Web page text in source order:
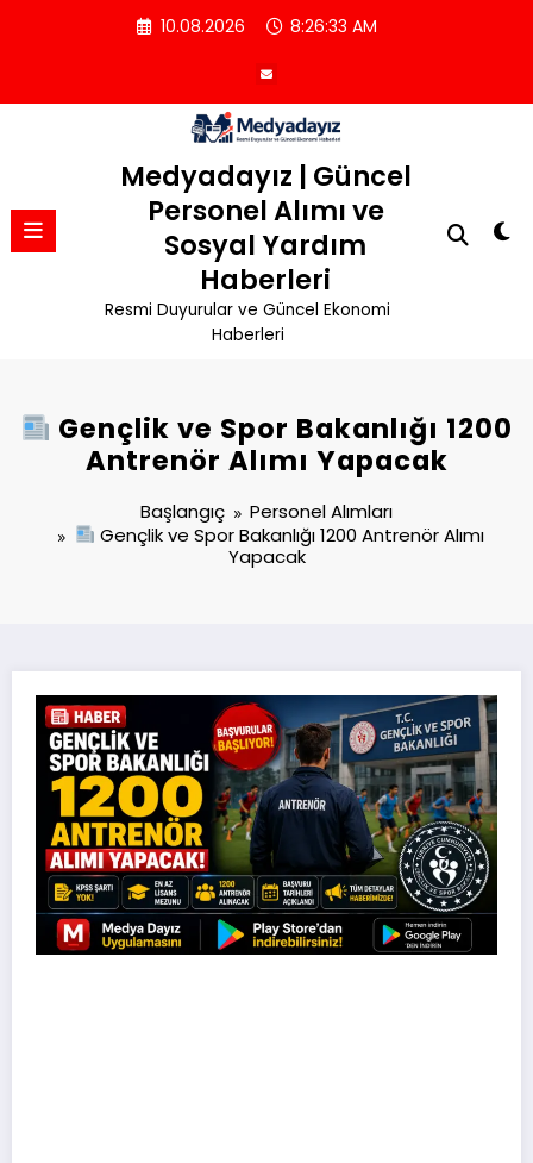
10.08.2026 8:26:33 AM
Medyadayız | Güncel
Personel Alımı ve
Sosyal Yardım
Haberleri
Resmi Duyurular ve Güncel Ekonomi
Haberleri
Gençlik ve Spor Bakanlığı 1200
Antrenör Alımı Yapacak
Başlangıç
Personel Alımları
Gençlik ve Spor Bakanlığı 1200 Antrenör Alımı
Yapacak